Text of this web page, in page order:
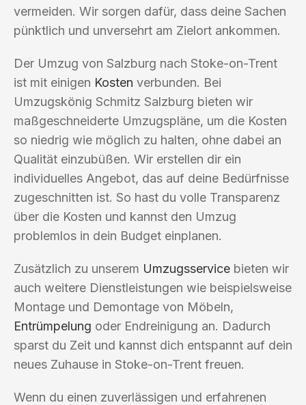
vermeiden. Wir sorgen dafür, dass deine Sachen
pünktlich und unversehrt am Zielort ankommen.
Der Umzug von Salzburg nach Stoke-on-Trent
ist mit einigen Kosten verbunden. Bei
Umzugskönig Schmitz Salzburg bieten wir
maßgeschneiderte Umzugspläne, um die Kosten
so niedrig wie möglich zu halten, ohne dabei an
Qualität einzubüßen. Wir erstellen dir ein
individuelles Angebot, das auf deine Bedürfnisse
zugeschnitten ist. So hast du volle Transparenz
über die Kosten und kannst den Umzug
problemlos in dein Budget einplanen.
Zusätzlich zu unserem Umzugsservice bieten wir
auch weitere Dienstleistungen wie beispielsweise
Montage und Demontage von Möbeln,
Entrümpelung oder Endreinigung an. Dadurch
sparst du Zeit und kannst dich entspannt auf dein
neues Zuhause in Stoke-on-Trent freuen.
Wenn du einen zuverlässigen und erfahrenen